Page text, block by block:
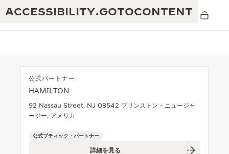
ACCESSIBILITY.GOTOCONTENT
ジャガー・ルクルト保証
THE GOLDEN RATIO MUSICAL SHOW -
黄金比を讃える音楽祭-
卓越性：190年以上の伝統
創意工夫：1,400以上のキャリバー
公式パートナー
HAMILTON
92 Nassau Street, NJ 08542 プリンストン - ニュージャ
ージー, アメリカ
公式ブティック・パートナー
詳細を見る